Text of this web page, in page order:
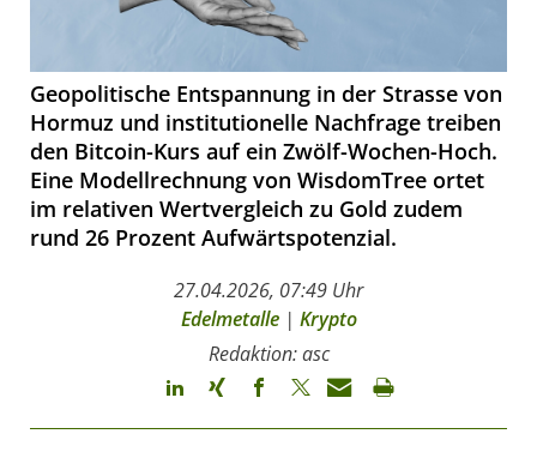
Geopolitische Entspannung in der Strasse von
Hormuz und institutionelle Nachfrage treiben
den Bitcoin-Kurs auf ein Zwölf-Wochen-Hoch.
Eine Modellrechnung von WisdomTree ortet
im relativen Wertvergleich zu Gold zudem
rund 26 Prozent Aufwärtspotenzial.
27.04.2026, 07:49 Uhr
Edelmetalle| Krypto
Redaktion: asc